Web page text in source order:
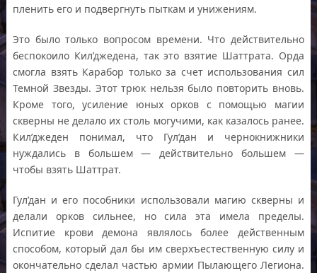
пленить его и подвергнуть пыткам и унижениям.
Это было только вопросом времени. Что действительно
беспокоило Кил’джедена, так это взятие Шаттрата. Орда
смогла взять Карабор только за счет использования сил
Темной Звезды. Этот трюк нельзя было повторить вновь.
Кроме того, усиление юных орков с помощью магии
скверны не делало их столь могучими, как казалось ранее.
Кил’джеден понимал, что Гул’дан и чернокнижники
нуждались в большем — действительно большем —
чтобы взять Шаттрат.
Гул’дан и его пособники использовали магию скверны и
делали орков сильнее, но сила эта имела пределы.
Испитие крови демона являлось более действенным
способом, который дал бы им сверхъестественную силу и
окончательно сделал частью армии Пылающего Легиона.